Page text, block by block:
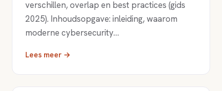
verschillen, overlap en best practices (gids
2025). Inhoudsopgave: inleiding, waarom
moderne cybersecurity…
Lees meer →